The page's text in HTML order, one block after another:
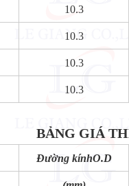
10.3
10.3
10.3
10.3
GIÁ THÉP
Đường kínhO.D